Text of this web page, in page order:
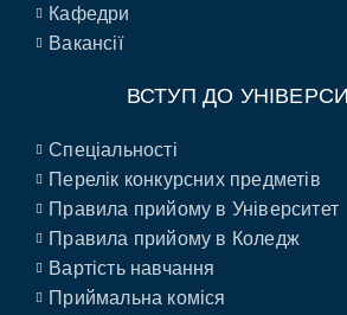
Кафедри
Вакансії
ВСТУП ДО
Спеціальності
Перелік конкурсних предметів
Правила прийому в Університет
Правила прийому в Коледж
Вартість навчання
Приймальна коміся